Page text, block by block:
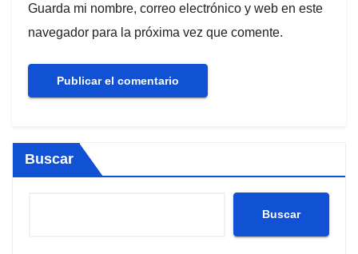
Guarda mi nombre, correo electrónico y web en este
navegador para la próxima vez que comente.
Buscar
Buscar